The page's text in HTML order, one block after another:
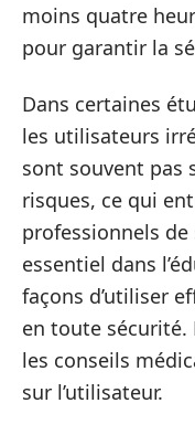
moins quatre
pour garantir la
Dans certaines
les utilisateurs
sont souvent pas
risques, ce qui
professionnels
essentiel dans
façons d’utiliser
en toute sécurité.
les conseils
sur l’utilisateur.